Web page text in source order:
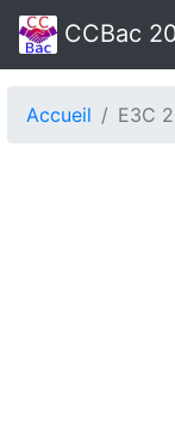
CCBac
Accueil E3C